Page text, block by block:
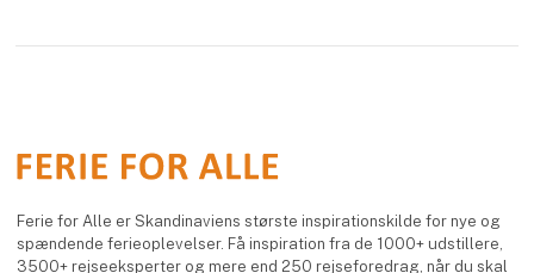
Ferie for Alle er Skandinaviens største inspirationskilde for nye og
spændende ferieoplevelser. Få inspiration fra de 1000+ udstillere,
3500+ rejseeksperter og mere end 250 rejseforedrag, når du skal